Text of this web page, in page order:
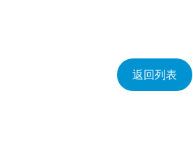
返回列表